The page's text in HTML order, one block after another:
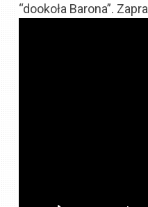
“dookoła Barona”.